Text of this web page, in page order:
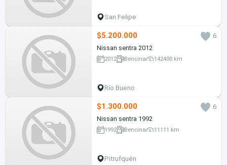
San Felipe
$5.200.000
6
Nissan sentra 2012
2012 Bencina 142400 km
Río Bueno
$1.300.000
6
Nissan sentra 1992
1992 Bencina 11111 km
Pitrufquén